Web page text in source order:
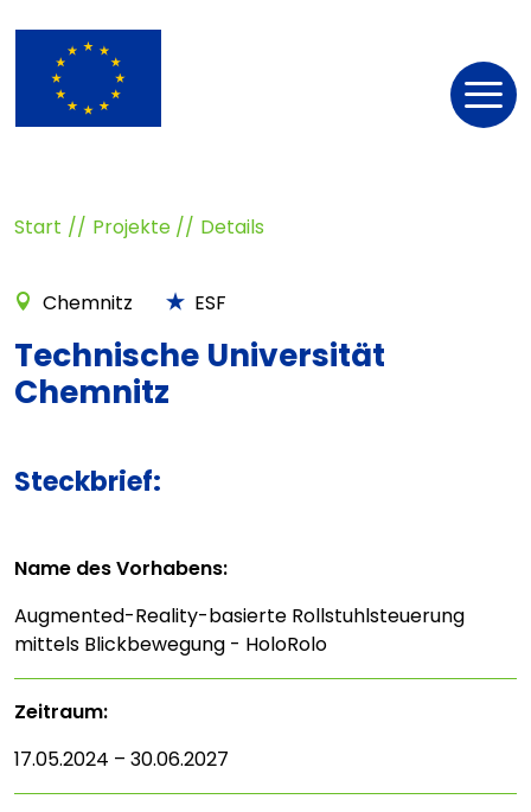
Start Projekte Details
Chemnitz ESF
Technische Universität
Chemnitz
Steckbrief:
Name des Vorhabens:
Augmented-Reality-basierte Rollstuhlsteuerung
mittels Blickbewegung - HoloRolo
Zeitraum:
17.05.2024 – 30.06.2027